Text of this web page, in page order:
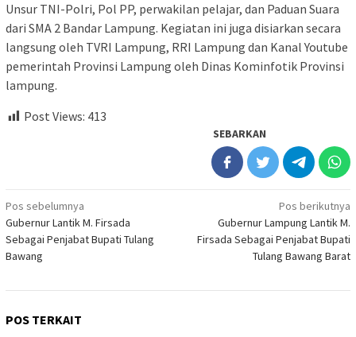
Unsur TNI-Polri, Pol PP, perwakilan pelajar, dan Paduan Suara
dari SMA 2 Bandar Lampung. Kegiatan ini juga disiarkan secara
langsung oleh TVRI Lampung, RRI Lampung dan Kanal Youtube
pemerintah Provinsi Lampung oleh Dinas Kominfotik Provinsi
lampung.
Post Views: 413
SEBARKAN
Navigasi
pos
Pos sebelumnya
Gubernur Lantik M. Firsada
Sebagai Penjabat Bupati Tulang
Bawang
Pos berikutnya
Gubernur Lampung Lantik M.
Firsada Sebagai Penjabat Bupati
Tulang Bawang Barat
POS TERKAIT